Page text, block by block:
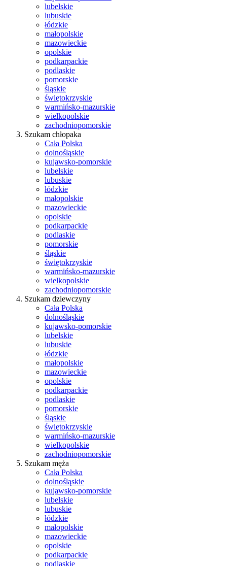
lubelskie
lubuskie
łódzkie
małopolskie
mazowieckie
opolskie
podkarpackie
podlaskie
pomorskie
śląskie
świętokrzyskie
warmińsko-mazurskie
wielkopolskie
zachodniopomorskie
Szukam chłopaka
Cała Polska
dolnośląskie
kujawsko-pomorskie
lubelskie
lubuskie
łódzkie
małopolskie
mazowieckie
opolskie
podkarpackie
podlaskie
pomorskie
śląskie
świętokrzyskie
warmińsko-mazurskie
wielkopolskie
zachodniopomorskie
Szukam dziewczyny
Cała Polska
dolnośląskie
kujawsko-pomorskie
lubelskie
lubuskie
łódzkie
małopolskie
mazowieckie
opolskie
podkarpackie
podlaskie
pomorskie
śląskie
świętokrzyskie
warmińsko-mazurskie
wielkopolskie
zachodniopomorskie
Szukam męża
Cała Polska
dolnośląskie
kujawsko-pomorskie
lubelskie
lubuskie
łódzkie
małopolskie
mazowieckie
opolskie
podkarpackie
podlaskie